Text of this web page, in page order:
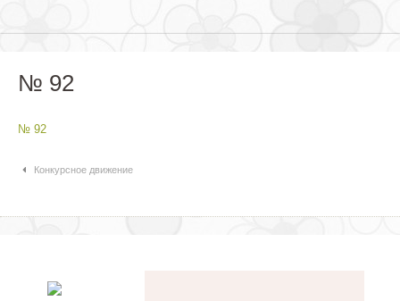
№ 92
№ 92
Навигация по статьям
Конкурсное движение